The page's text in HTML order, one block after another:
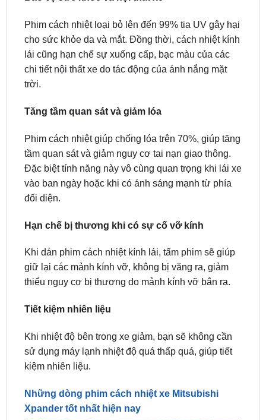
lái cũng hạn chế sự xuống cấp, bạc màu của các
chi tiết nội thất xe do tác động của ánh nắng mặt
trời.
Tăng tầm quan sát và giảm lóa
Phim cách nhiệt giúp chống lóa trên 70%, giúp tăng
Đặc biệt tính năng này vô cùng quan trọng khi lái xe
vào ban ngày hoặc khi có ánh sáng mạnh từ phía
đối diện.
Hạn chế bị thương khi có sự cố vỡ kính
Khi dán phim cách nhiệt kính lái, tấm phim sẽ giúp
thiểu nguy cơ bị thương do mảnh kính vỡ bắn ra.
Tiết kiệm nhiên liệu
Khi nhiệt độ bên trong xe giảm, bạn sẽ không cần
kiệm nhiên liệu.
Những dòng phim cách nhiệt xe Mitsubishi